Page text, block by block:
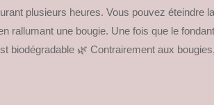
plusieurs heures. Vous pouvez éteindre
rallumant une bougie. Une fois que le
biodégradable 🌿 Contrairement aux